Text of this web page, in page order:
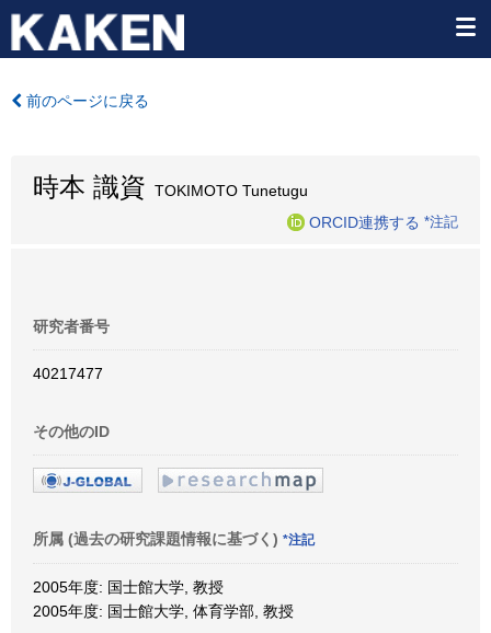
前のページに戻る
時本 識資 TOKIMOTO Tunetugu
ORCID連携する *注記
研究者番号
40217477
その他のID
所属 (過去の研究課題情報に基づく) *注記
2005年度: 国士館大学, 教授
2005年度: 国士館大学, 体育学部, 教授